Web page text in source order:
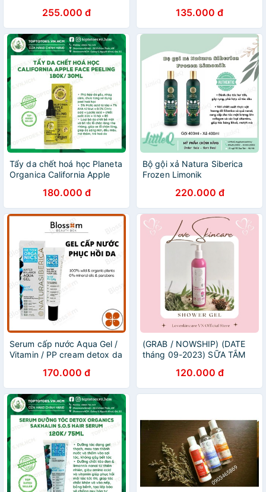
hồi, nuôi tóc bóng khoẻ,
mềm mượt, bồng bềnh
255.000 đ
Pores” làm sạch sâu, thanh
lọc & sáng da
135.000 đ
Tẩy da chết hoá học Planeta
Organica California Apple
chết, làm da láng mướt
180.000 đ
Bộ gội xả Natura Siberica
Frozen Limonik
220.000 đ
Serum cấp nước Aqua Gel /
Vitamin / PP cream detox da
Detox ORGANICS
170.000 đ
(GRAB / NOWSHIP) (DATE
tháng 09-2023) SỮA TẮM
SHOWER (400ML) Natura
Siberica
120.000 đ